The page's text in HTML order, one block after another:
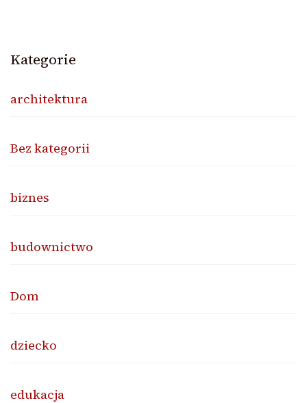
Kategorie
architektura
Bez kategorii
biznes
budownictwo
Dom
dziecko
edukacja